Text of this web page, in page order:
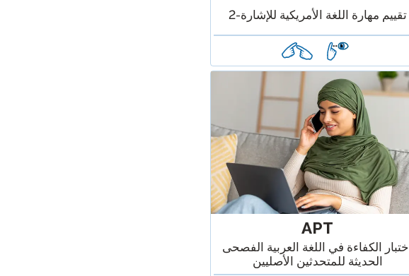
تقييم مهارة اللغة الأمريكية للإشارة-2
APT
اختبار الكفاءة في اللغة العربية الفصحى
الحديثة للمتحدثين الأصليين